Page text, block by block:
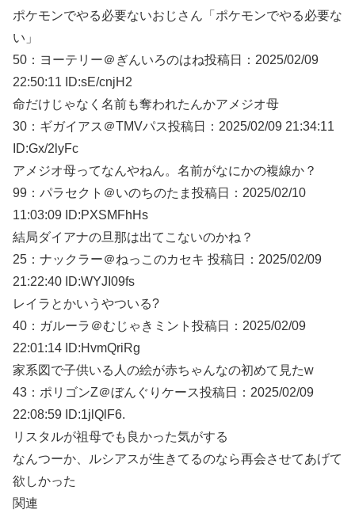
ポケモンでやる必要ないおじさん「ポケモンでやる必要な
い」
50： ヨーテリー＠ぎんいろのはね投稿日：2025/02/09
22:50:11 ID:sE/cnjH2
命だけじゃなく名前も奪われたんかアメジオ母
30： ギガイアス＠TMVパス投稿日：2025/02/09 21:34:11
ID:Gx/2lyFc
アメジオ母ってなんやねん。名前がなにかの複線か？
99： パラセクト＠いのちのたま 投稿日：2025/02/10
11:03:09 ID:PXSMFhHs
結局ダイアナの旦那は出てこないのかね？
25： ナックラー＠ねっこのカセキ 投稿日：2025/02/09
21:22:40 ID:WYJI09fs
レイラとかいうやついる?
40： ガルーラ＠むじゃきミント 投稿日：2025/02/09
22:01:14 ID:HvmQriRg
家系図で子供いる人の絵が赤ちゃんなの初めて見たw
43： ポリゴンZ＠ぼんぐりケース投稿日：2025/02/09
22:08:59 ID:1jlQlF6.
リスタルが祖母でも良かった気がする
なんつーか、ルシアスが生きてるのなら再会させてあげて
欲しかった
関連